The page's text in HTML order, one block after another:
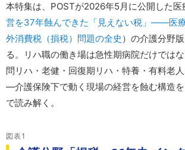
本特集は、POSTが2026年5月に公開した医
営を37年蝕んできた「見えない税」――医
外消費税（損税）問題の全史 ）の介護分野
る。リハ職の働き場は急性期病院だけでは
問リハ・老健・回復期リハ・特養・有料老
―介護保険下で動く現場の経営を蝕む構造
で読み解く。
図表1